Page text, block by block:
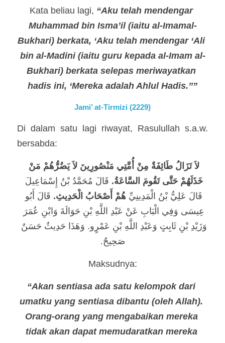
Kata beliau lagi, “Aku telah mendengar
Muhammad bin Isma’il (iaitu al-Imamal-
Bukhari) berkata, ‘Aku telah mendengar ‘Ali
bin al-Madini (iaitu guru kepada al-Imam al-
Bukhari) berkata selepas meriwayatkan
hadis ini, ‘Mereka adalah Ahlul Hadis.’’”
Jami’ at-Tirmizi (2229)
Di dalam satu lagi riwayat, Rasulullah s.a.w.
bersabda:
خَذَلَهُمْ حَتَّى تَقُومَ السَّاعَةُ.
قَالَ عَلِيُّ بْنُ الْمَدِينِيِّ هُمْ أَصْحَابُ الْحَدِيثِ‏.‏
صَحِيحٌ‏.‏
Maksudnya:
“Akan sentiasa ada satu kelompok dari
umatku yang sentiasa dibantu (oleh Allah).
Orang-orang yang mengabaikan mereka
tidak akan dapat memudaratkan mereka